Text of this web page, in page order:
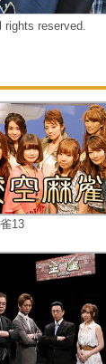
rights reserved.
13